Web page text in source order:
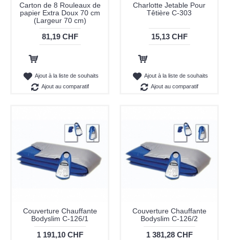
Carton de 8 Rouleaux de
papier Extra Doux 70 cm
(Largeur 70 cm)
81,19 CHF
Ajout à la liste de souhaits
Ajout au comparatif
Charlotte Jetable Pour
Têtière C-303
15,13 CHF
Ajout à la liste de souhaits
Ajout au comparatif
Couverture Chauffante
Bodyslim C-126/1
1 191,10 CHF
Couverture Chauffante
Bodyslim C-126/2
1 381,28 CHF